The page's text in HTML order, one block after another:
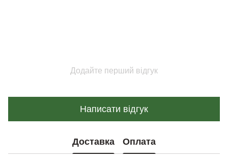
Додайте перший відгук
Написати відгук
Доставка Оплата